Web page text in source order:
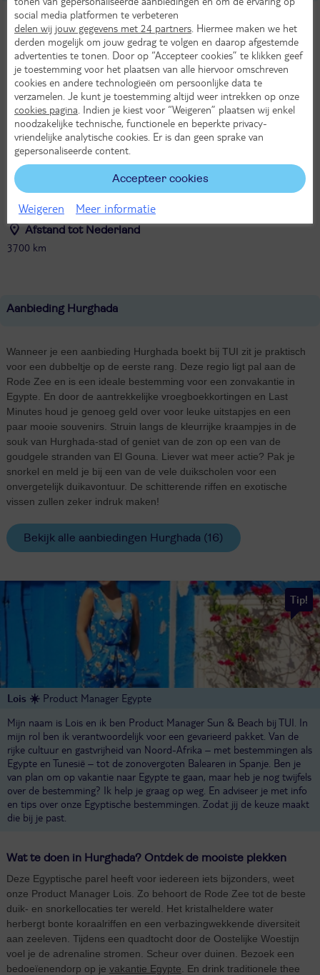
Tijdverschil met Nederland
Zomertijd: geen tijdsverschil met NL
Wintertijd: 1 uur later dan in NL
Hoofdstad van Egypte
Caïro
Munteenheid
Egyptische pond (EGP)
Afstand tot Nederland
3700 km
Aanbieding Hurghada
Wanneer je een aanbieding Hurghada boekt bij TUI zit je praktisch
voor een dubbeltje op de eerste rang. Deze regio ligt pal aan de
Rode Zee en is een ideale bestemming voor een zonvakantie in
Egypte. En door de aantrekkelijke vroegboekkortingen en Last
Minutes houd je genoeg geld over voor leuke uitstapjes en een
paar mooie souvenirs. Struin langs de kleurrijke kraampjes in de
souk van Hurghada-stad of geniet van de zon op een van de
goudgele stranden van El Gouna. Liever wat meer actie? Pak je
snorkel en meld je bij een van de vele duikscholen voor een
onvergetelijk duikavontuur. De schitterende riffen en exotische
vissen zullen zeker indruk maken!
Bekijk alle aanbiedingen Hurghada (16)
Tip!
Lois ☀️ Product Manager Egypte
Mijn naam is Lois en ik ben Product Manager Sun & Beach bij TUI. In
mijn rol ben ik verantwoordelijk voor een gevarieerd pakket. Van de
rijke cultuur en gastvrijheid van Noord-Afrika – met bestemmingen als
Egypte en Tunesië – tot de zonovergoten Balearen in Spanje. Ben je
van plan om op vakantie naar Egypte te gaan, maar heb je nog twijfels
over de bestemming? Ik help je graag op weg. En adviseer je met info
en tips over onze Egyptische bestemmingen. Zodat jij de keuze maakt
die bij je past.
Wat te doen in Hurghada? Ontdek de mooiste plekken
Deze Egyptische parel heeft voor iedereen iets bijzonders, weet
onze Product Manager Lois. Zo behoort de Rode Zee tot de beste
duik- en snorkellocaties ter wereld. Het kristalheldere water
herbergt bonte koraalriffen en een verbazingwekkende diversiteit
aan zeeleven. Tijdens een quadtocht door de Oostelijke Woestijn
voel je de adrenaline stromen. Scheur over duinen. Bezoek een
bedoeïenendorp op je vakantie Egypte . En drink traditionele thee
social media platformen te verbeteren
delen wij jouw gegevens met 24 partners . Hiermee maken we het
derden mogelijk om jouw gedrag te volgen en daarop afgestemde
advertenties te tonen. Door op “Accepteer cookies” te klikken geef
je toestemming voor het plaatsen van alle hiervoor omschreven
cookies en andere technologieën om persoonlijke data te
verzamelen. Je kunt je toestemming altijd weer intrekken op onze
cookies pagina . Indien je kiest voor “Weigeren” plaatsen wij enkel
noodzakelijke technische, functionele en beperkte privacy-
vriendelijke analytische cookies. Er is dan geen sprake van
gepersonaliseerde content.
Accepteer cookies
Weigeren Meer informatie